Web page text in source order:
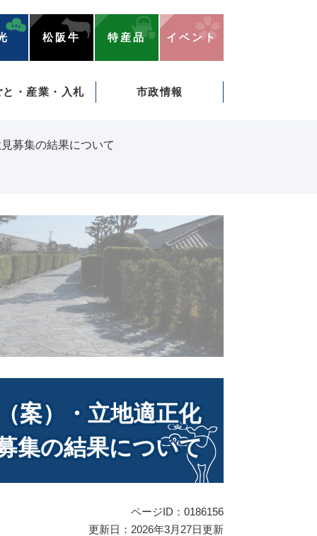
松阪牛 特産品 イベント
と・産業・入札 市政情報
募集の結果について
案）・立地適正化
集の結果について
ページID：0186156
更新日：2026年3月27日更新